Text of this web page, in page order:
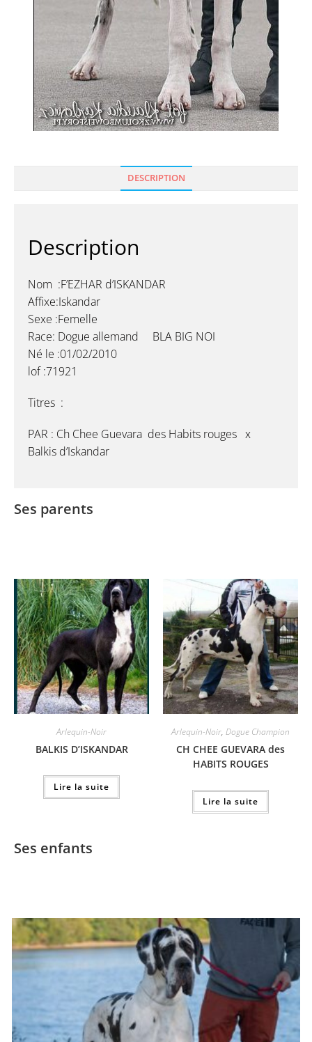
DESCRIPTION
Description
Nom :F’EZHAR d’ISKANDAR
Affixe:Iskandar
Sexe :Femelle
Race: Dogue allemand BLA BIG NOI
Né le :01/02/2010
lof :71921
Titres :
PAR : Ch Chee Guevara des Habits rouges x
Balkis d’Iskandar
Ses parents
Arlequin-Noir
BALKIS D’ISKANDAR
Lire la suite
Arlequin-Noir, Dogue Champion
CH CHEE GUEVARA des
HABITS ROUGES
Lire la suite
Ses enfants